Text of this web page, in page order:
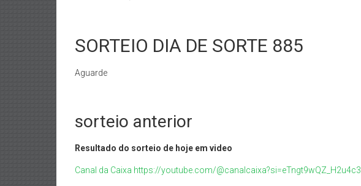
SORTEIO DIA DE SORTE 885
Aguarde
sorteio anterior
Resultado do sorteio de hoje em video
Canal da Caixa https://youtube.com/@canalcaixa?si=eTngt9wQZ_H2u4c3